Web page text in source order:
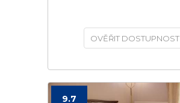
OVĚŘIT DOSTUPNOST
9.7